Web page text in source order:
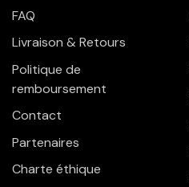
FAQ
Livraison & Retours
Politique de
remboursement
Contact
Partenaires
Charte éthique